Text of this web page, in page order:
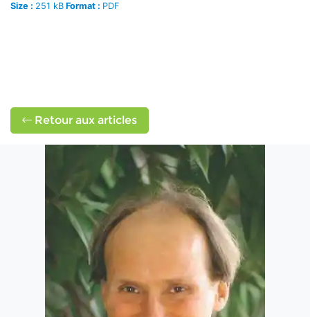
Size : 251 kB Format : PDF
Retour aux articles